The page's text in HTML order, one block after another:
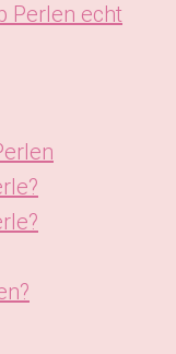
Perlen echt